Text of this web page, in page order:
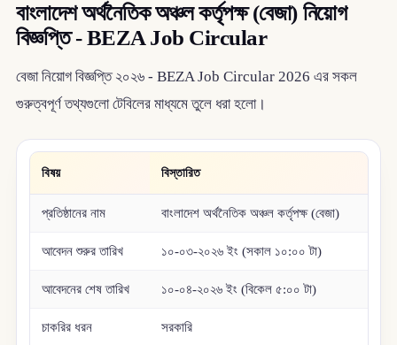
বাংলাদেশ অর্থনৈতিক অঞ্চল কর্তৃপক্ষ (বেজা) নিয়োগ
বিজ্ঞপ্তি - BEZA Job Circular
বেজা নিয়োগ বিজ্ঞপ্তি ২০২৬ - BEZA Job Circular 2026 এর সকল
গুরুত্বপূর্ণ তথ্যগুলো টেবিলের মাধ্যমে তুলে ধরা হলো।
বিষয় বিস্তারিত
প্রতিষ্ঠানের নাম বাংলাদেশ অর্থনৈতিক অঞ্চল কর্তৃপক্ষ (বেজা)
আবেদন শুরুর তারিখ ১০-০৩-২০২৬ ইং (সকাল ১০:০০ টা)
আবেদনের শেষ তারিখ ১০-০৪-২০২৬ ইং (বিকেল ৫:০০ টা)
চাকরির ধরন সরকারি